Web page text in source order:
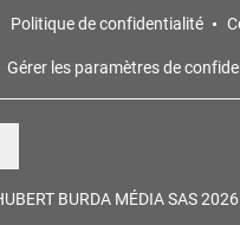
Politique de confidentialité
Gérer les paramètres de
BURDA MÉDIA SAS 2026